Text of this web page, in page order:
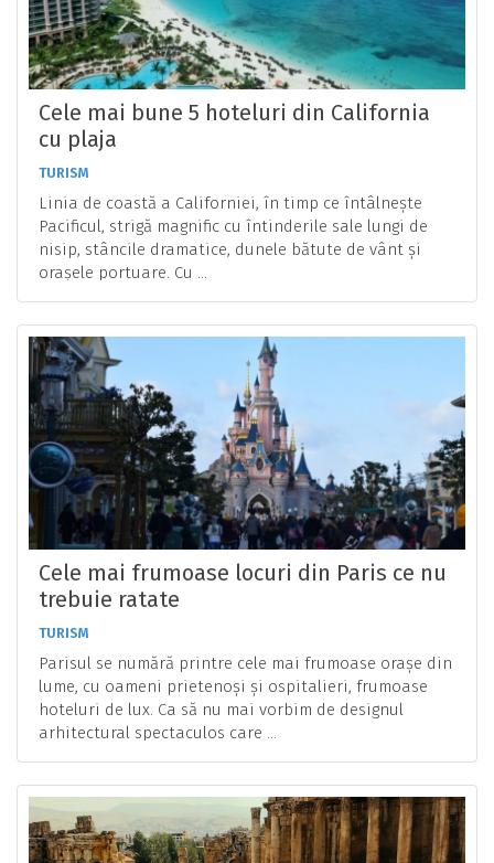
Cele mai bune 5 hoteluri din California
cu plaja
TURISM
Linia de coastă a Californiei, în timp ce întâlnește
Pacificul, strigă magnific cu întinderile sale lungi de
nisip, stâncile dramatice, dunele bătute de vânt și
orașele portuare. Cu ...
Cele mai frumoase locuri din Paris ce nu
trebuie ratate
TURISM
Parisul se numără printre cele mai frumoase orașe din
lume, cu oameni prietenoși și ospitalieri, frumoase
hoteluri de lux. Ca să nu mai vorbim de designul
arhitectural spectaculos care ...